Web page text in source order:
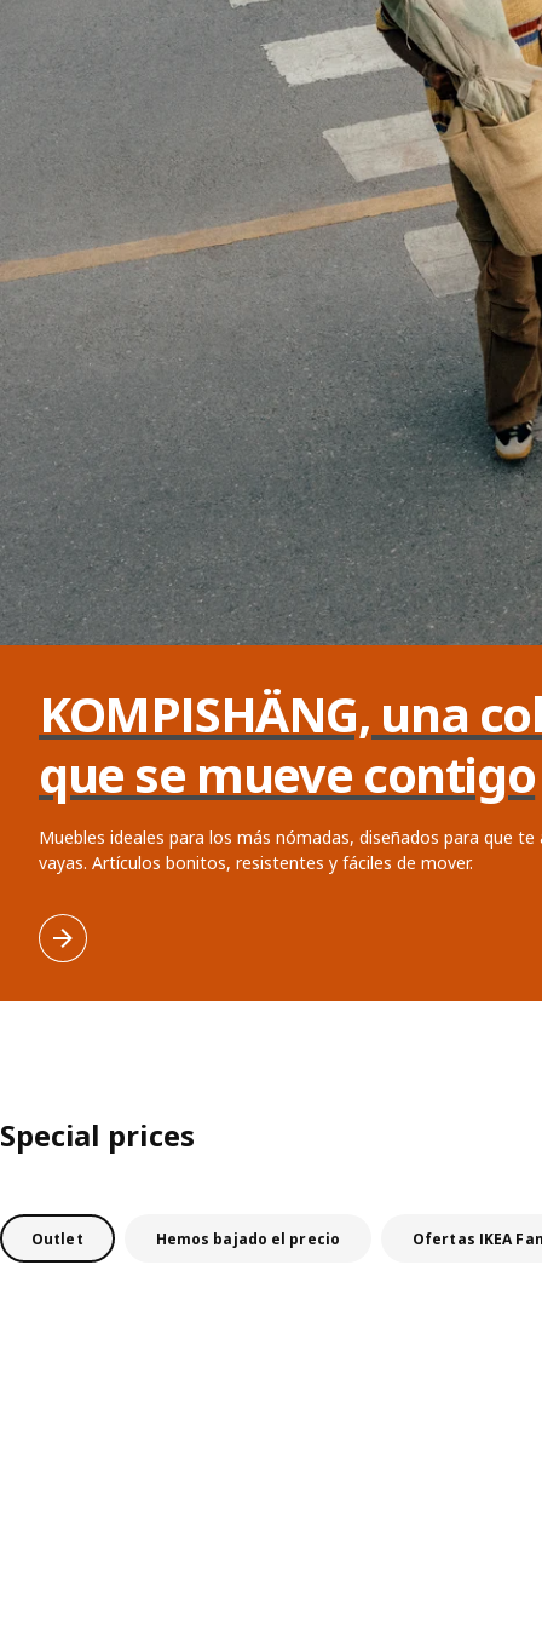
KOMPISHÄNG, una
que se mueve contigo
Muebles ideales para los más nómadas, diseñados para que
vayas. Artículos bonitos, resistentes y fáciles de mover.
Special prices
Outlet Hemos bajado el precio Ofertas IKEA